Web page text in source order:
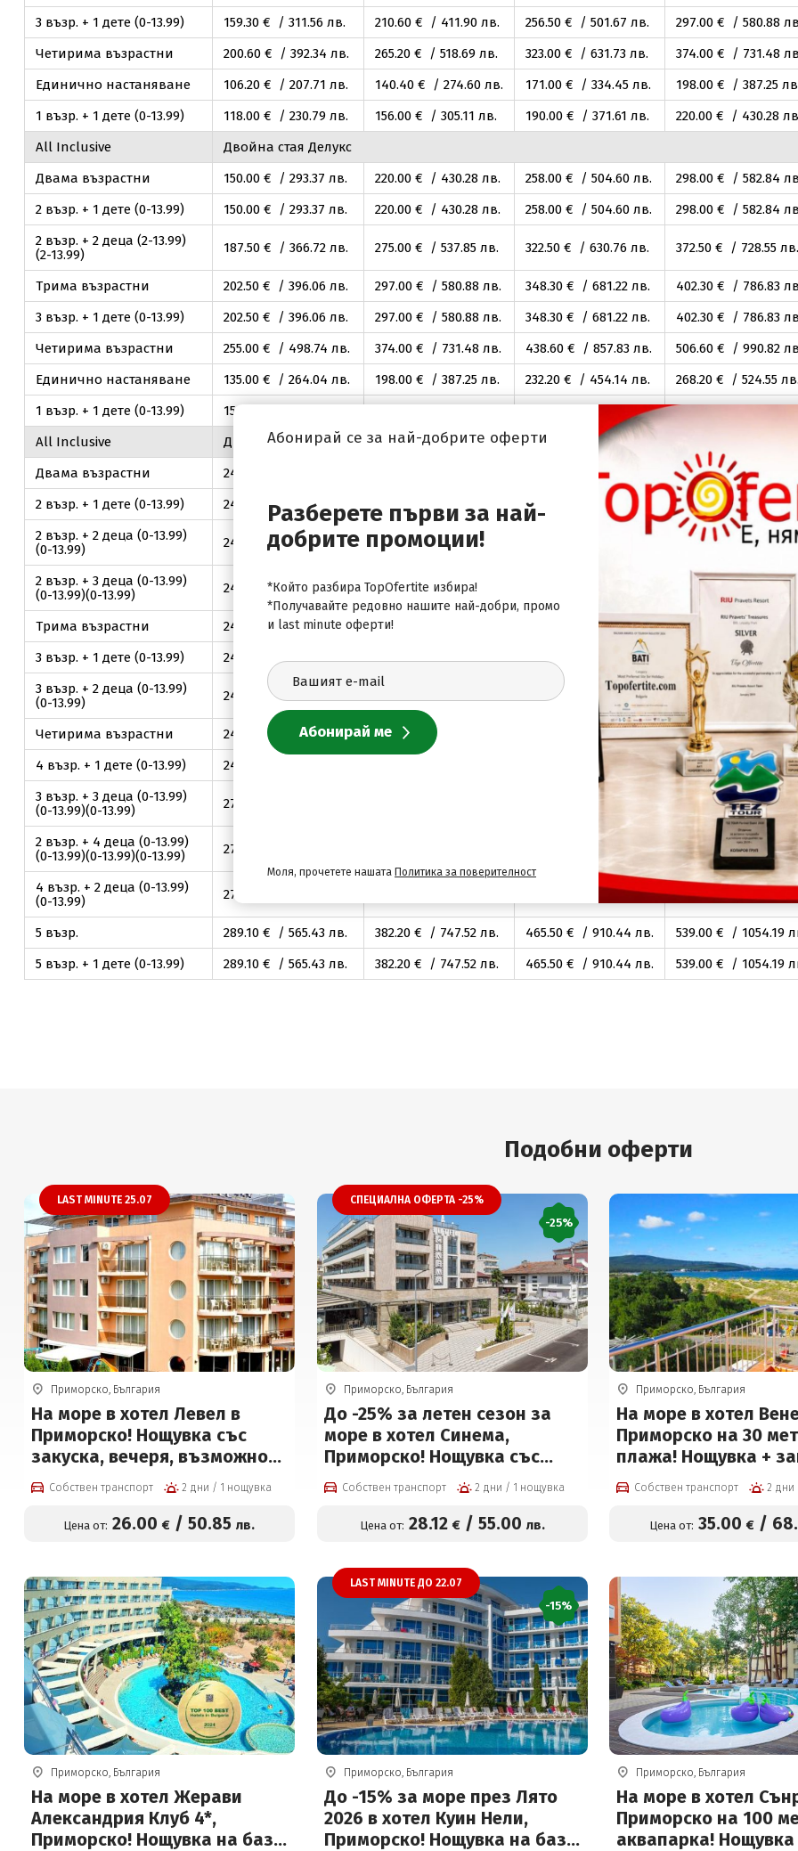
3 възр. + 1 дете (0-13.99)
159.30€ / 311.56лв. 210.60€ / 411.90лв. 256.50€ / 501.67 лв. 297.00€ / 580.88
Четирима възрастни
200.60€ / 392.34 лв. 265.20€ / 518.69лв. 323.00€ / 631.73лв. 374.00€ / 731.48
Единично настаняване
106.20€ / 207.71 лв. 140.40€ / 274.60лв. 171.00€ / 334.45лв. 198.00€ / 387.25
1 възр. + 1 дете (0-13.99)
118.00€ / 230.79лв. 156.00€ / 305.11 лв. 190.00€ / 371.61 лв. 220.00€ / 430.28
All Inclusive
Двойна стая Делукс
Двама възрастни
150.00€ / 293.37 лв. 220.00€ / 430.28лв. 258.00€ / 504.60лв. 298.00€ / 582.84
2 възр. + 1 дете (0-13.99)
150.00€ / 293.37 лв. 220.00€ / 430.28лв. 258.00€ / 504.60лв. 298.00€ / 582.84
2 възр. + 2 деца (2-13.99)
(2-13.99)
187.50€ / 366.72лв. 275.00€ / 537.85лв. 322.50€ / 630.76лв. 372.50€ / 728.55лв.
Трима възрастни 202.50€ / 396.06лв. 297.00€ / 580.88лв. 348.30€ / 681.22лв. 402.30€ / 786.83
3 възр. + 1 дете (0-13.99)
202.50€ / 396.06лв. 297.00€ / 580.88лв. 348.30€ / 681.22лв. 402.30€ / 786.83
Четирима възрастни
255.00€ / 498.74 лв. 374.00€ / 731.48лв. 438.60€ / 857.83лв. 506.60€ / 990.82
Единично настаняване
135.00€ / 264.04 лв. 198.00€ / 387.25лв. 232.20€ / 454.14 лв. 268.20€ / 524.55лв.
1 възр. + 1 дете (0-13.99)
150 лв. 298
All Inclusive
Двуспален апартамент
Двама възрастни
247 € / 780 462.00€ / 903
2 възр. + 1 дете (0-13.99)
247 € / 484.65 399 € / 780.38 лв. 462.00€ / 903 .59лв.
2 възр. + 2 деца (0-13.99)
(0-13.99)
247 € / 484.65лв. 327.60€ / 640 .73 лв. 462 .00€ / 903 .59
2 възр. + 3 деца (0-13.99)
(0-13.99)(0-13.99)
247 € / 484.65лв. 327.60€ / 640.73 лв.
Трима възрастни 247 € / 484.65лв. 327 € / 780.38лв. 462 € / 903
3 възр. + 1 дете (0-13.99)
247 € / 484.65лв. 327.60€ / 640.73лв. 399.00 лв. 462.00 € / 903
3 възр. + 2 деца (0-13.99)
(0-13.99)
247 € / 484 .00€ / 780.38лв. 462.00 € / 903
Четирима възрастни 247 € / 484.65лв. 327 .60 € / 640 € / 780.38лв. 462.00€ / 903.59
4 възр. + 1 дете (0-13.99)
247 € / 780.38 лв. 462.00€ / 903.59
3 възр. + 3 деца (0-13.99)
(0-13.99)(0-13.99)
277 .00 € / 1011.16
2 възр. + 4 деца (0-13.99)
(0-13.99)(0-13.99)(0-13.99)
277 лв. .00€ / 1011.16
4 възр. + 2 деца (0-13.99)
(0-13.99)
277 € / 873.28лв. 517.00€ / 1011
5 възр. 289.10€ / 565.43лв. 382.20€ / 747.52лв. 465.50€ / 910.44 лв. 539.00€ / 1054.19
5 възр. + 1 дете (0-13.99)
289.10€ / 565.43лв. 382.20€ / 747.52лв. 465.50€ / 910.44 лв. 539.00€ / 1054.19
Подобни оферти
LAST MINUTE 25.07
Приморско, България
На море в хотел Левел в
Приморско! Нощувка със
закуска, вечеря, възможност
за обяд и външен басейн за
26 € на човек
Собствен транспорт 2 дни / 1 нощувка
Цена от: 26.00 € /50.85 лв.
СПЕЦИАЛНА ОФЕРТА -25%
-25%
Приморско, България
До -25% за летен сезон за
море в хотел Синема,
Приморско! Нощувка със
закуска, закуска и вечеря
или на Ultra All inclusive +
басейн и Безплатно за деца
Собствен транспорт 2 дни / 1 нощувка
Цена от: 28.12 €/ 55.00 лв.
Приморско, България
На море в хотел
Приморско на 30
плажа! Нощувка +
вечеря, басейн и
около басейна на
€ на човек
Собствен транспорт
Цена от: 35.00 €/ 68
Приморско, България
На море в хотел Жерави
Александрия Клуб 4*,
Приморско! Нощувка на база
LAST MINUTE ДО 22.07
-15%
Приморско, България
До -15% за море през Лято
2026 в хотел Куин Нели,
Приморско! Нощувка на база
Приморско, България
На море в хотел
Приморско на 100
аквапарка!
Абонирай се за най-добрите оферти
Разберете първи за най-
добрите промоции!
*Който разбира TopOfertite избира!
*Получавайте редовно нашите най-добри, промо
и last minute оферти!
Моля, прочетете нашата Политика за поверителност